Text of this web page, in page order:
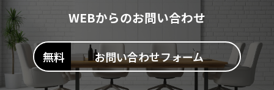
WEBからのお問い合わせ
お問い合わせフォーム